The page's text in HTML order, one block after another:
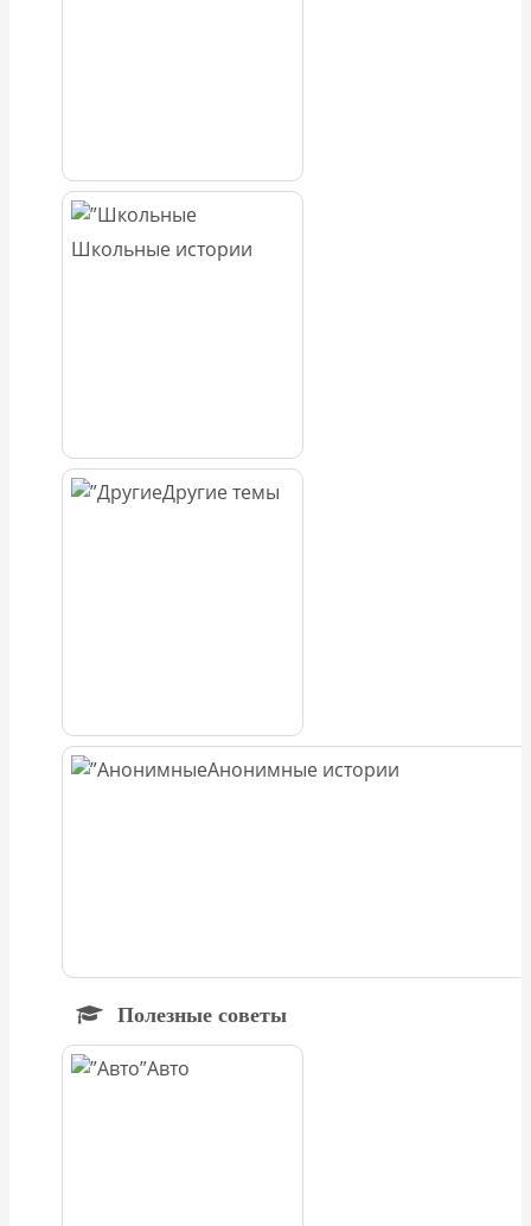
Школьные истории
Другие темы
Анонимные истории
Полезные советы
Авто